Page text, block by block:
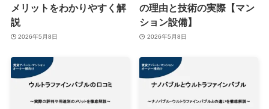
メリットをわかりやすく解
説
2026年5月8日
の理由と技術の実際【マン
ション設備】
2026年5月8日